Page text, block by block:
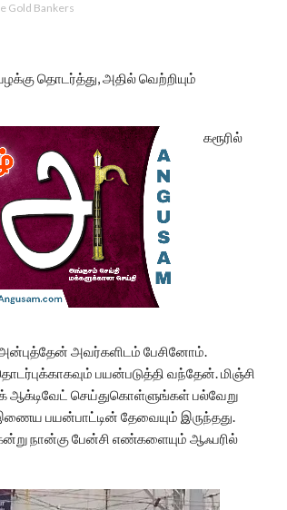
Gold Bankers
தொடர்த்து, அதில் வெற்றியும்
கரூரில்
அவர்களிடம் பேசினோம்.
பயன்படுத்தி வந்தேன். மிஞ்சி
ஆக்டிவேட் செய்துகொள்ளுங்கள் பல்வேறு
பயன்பாட்டின் தேவையும் இருந்தது.
நான்கு பேன்சி எண்களையும் ஆஃபரில்